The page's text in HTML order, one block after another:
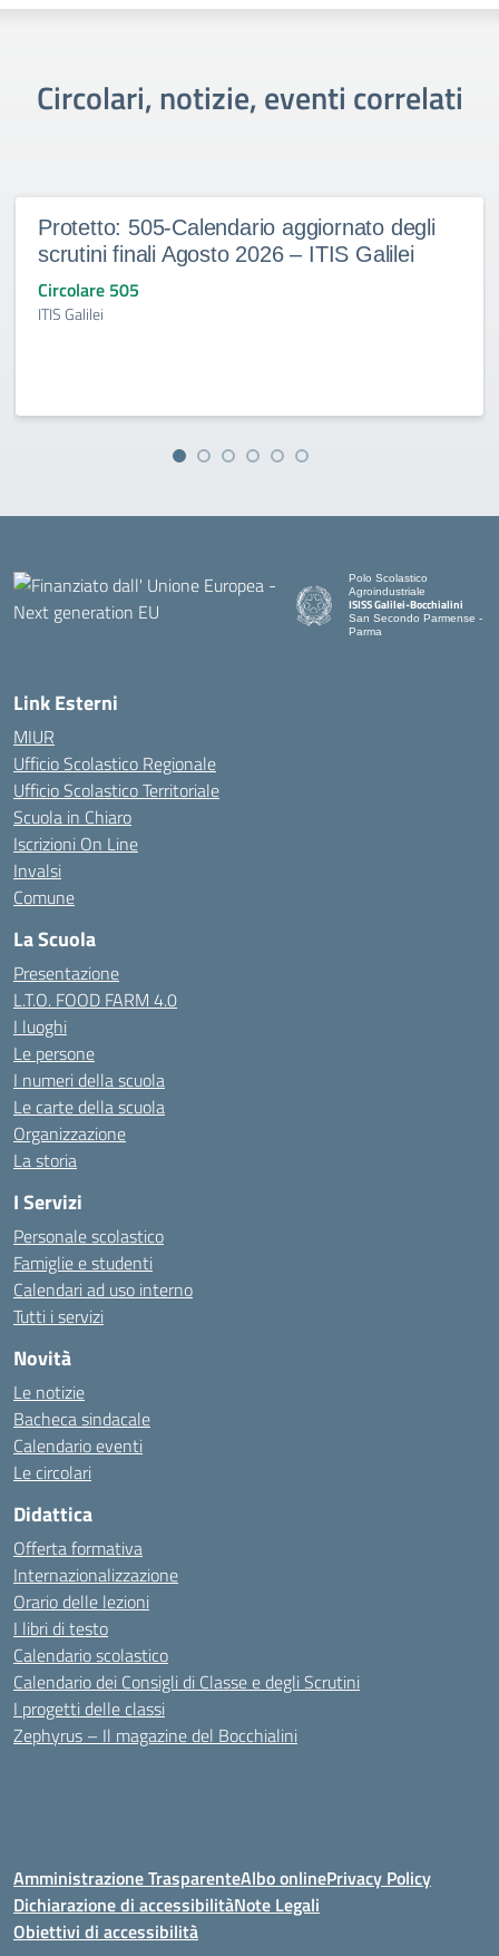
Circolari, notizie, eventi correlati
Protetto: 505-Calendario aggiornato degli
scrutini finali Agosto 2026 – ITIS Galilei
Circolare 505
ITIS Galilei
Polo Scolastico
Agroindustriale
ISISS Galilei-Bocchialini
San Secondo Parmense -
Parma
Link Esterni
MIUR
Ufficio Scolastico Regionale
Ufficio Scolastico Territoriale
Scuola in Chiaro
Iscrizioni On Line
Invalsi
Comune
La Scuola
Presentazione
L.T.O. FOOD FARM 4.0
I luoghi
Le persone
I numeri della scuola
Le carte della scuola
Organizzazione
La storia
I Servizi
Personale scolastico
Famiglie e studenti
Calendari ad uso interno
Tutti i servizi
Novità
Le notizie
Bacheca sindacale
Calendario eventi
Le circolari
Didattica
Offerta formativa
Internazionalizzazione
Orario delle lezioni
I libri di testo
Calendario scolastico
Calendario dei Consigli di Classe e degli Scrutini
I progetti delle classi
Zephyrus – Il magazine del Bocchialini
Amministrazione TrasparenteAlbo onlinePrivacy Policy
Dichiarazione di accessibilitàNote Legali
Obiettivi di accessibilità